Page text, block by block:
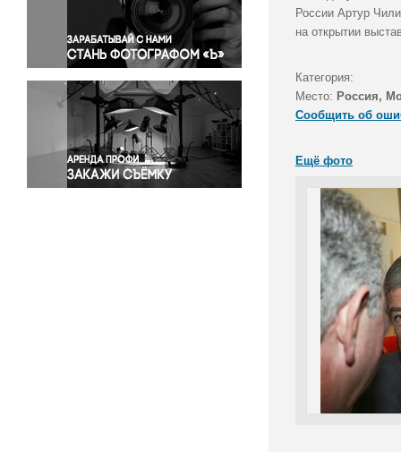
Правосудие
Происшествия и конфликты
Религия
Светская жизнь
Спорт
Экология
Экономика и бизнес
России Артур
на открытии
Категория:
Место: Россия,
Сообщить об
Ещё фото